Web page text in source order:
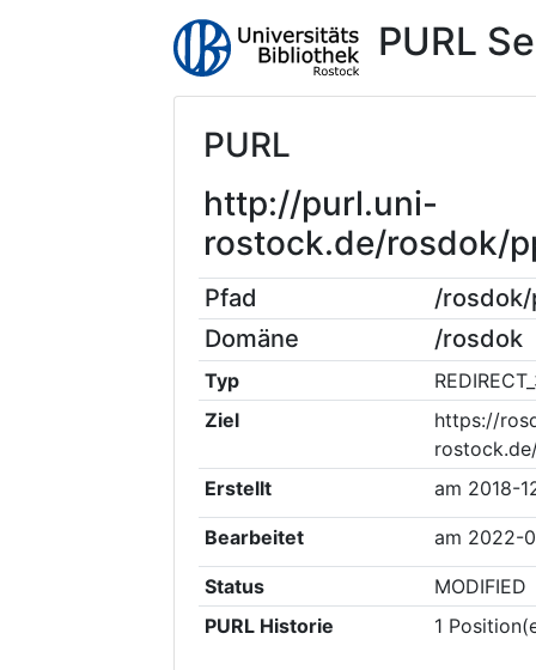
PURL
PURL
http://purl.uni-
rostock.de/rosdok/
Pfad
/
Domäne
/rosdok
Typ
Ziel
https://
Erstellt
am 2018-
Bearbeitet am 2022-
Status
MODIFIED
PURL Historie
1